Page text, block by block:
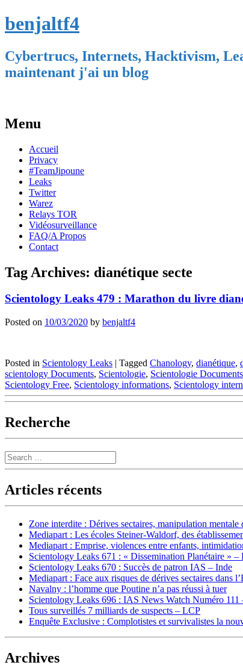
benjaltf4
Cybertrucs, Internets, Hacktivism,
maintenant j'ai un blog
Menu
Skip
content
Accueil
Privacy
#TeamJipoune
Leaks
Twitter
Warez
Relays TOR
Vidéosurveillance
FAQ/A Propos
Contact
Tag Archives: dianétique secte
Scientology Leaks 479 : Marathon du livre
Posted on 10/03/2020 by benjaltf4
Posted in Scientology Leaks | Tagged Chanology, dianétique,
scientology Documents, Scientologie, Scientologie Documents
Scientology Free, Scientology informations, Scientology
Recherche
Search
Articles récents
Zone interdite : Dérives sectaires, manipulation mentale
Mediapart : Les écoles Steiner-Waldorf, des
Mediapart : Emprise, violences entre enfants,
Scientology Leaks 671 : « Dissemination Planétaire » –
Scientology Leaks 670 : Succès de patron IAS – Inde
Mediapart : Face aux risques de dérives sectaires dans
Navalny : l’homme que Poutine n’a pas réussi à tuer
Scientology Leaks 696 : IAS News Watch Numéro 111
Tous surveillés 7 milliards de suspects – LCP
Enquête Exclusive : Complotistes et survivalistes la
Archives